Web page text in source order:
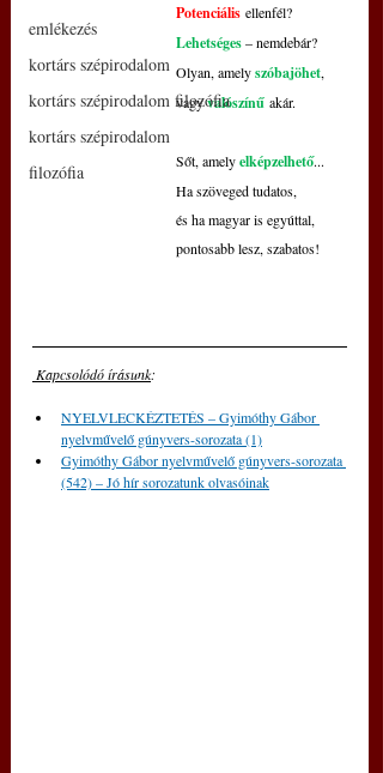
emlékezés
kortárs szépirodalom
kortárs szépirodalom filozófia
kortárs szépirodalom
filozófia
Potenciális ellenfél?
Lehetséges – nemdebár?
Olyan, amely szóbajöhet,
vagy valószínű akár.
Sőt, amely elképzelhető...
Ha szöveged tudatos,
és ha magyar is egyúttal,
pontosabb lesz, szabatos!
Kapcsolódó írásunk:
NYELVLECKÉZTETÉS – Gyimóthy Gábor
nyelvművelő gúnyvers-sorozata (1)
Gyimóthy Gábor nyelvművelő gúnyvers-sorozata
(542) – Jó hír sorozatunk olvasóinak